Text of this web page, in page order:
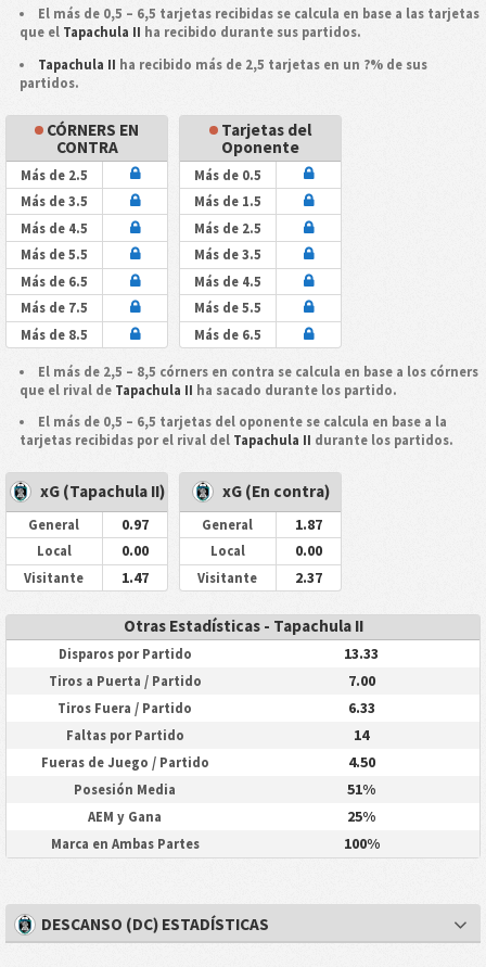
El más de 0,5 – 6,5 tarjetas recibidas se calcula en base a las tarjetas
que el Tapachula II ha recibido durante sus partidos.
Tapachula II ha recibido más de 2,5 tarjetas en un ?% de sus
partidos.
CÓRNERS EN
CONTRA
Más de 2.5
Más de 3.5
Más de 4.5
Más de 5.5
Más de 6.5
Más de 7.5
Más de 8.5
Tarjetas del
Oponente
Más de 0.5
Más de 1.5
Más de 2.5
Más de 3.5
Más de 4.5
Más de 5.5
Más de 6.5
El más de 2,5 – 8,5 córners en contra se calcula en base a los córners
que el rival de Tapachula II ha sacado durante los partido.
El más de 0,5 – 6,5 tarjetas del oponente se calcula en base a la
tarjetas recibidas por el rival del Tapachula II durante los partidos.
xG (Tapachula II)
General 0.97
Local 0.00
Visitante 1.47
xG (En contra)
General 1.87
Local 0.00
Visitante 2.37
Otras Estadísticas - Tapachula II
Disparos por Partido 13.33
Tiros a Puerta / Partido 7.00
Tiros Fuera / Partido 6.33
Faltas por Partido 14
Fueras de Juego / Partido 4.50
Posesión Media 51%
AEM y Gana 25%
Marca en Ambas Partes 100%
DESCANSO (DC) ESTADÍSTICAS